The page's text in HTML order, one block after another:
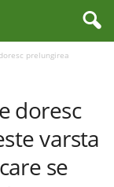
prelungirea
doresc
varsta
se